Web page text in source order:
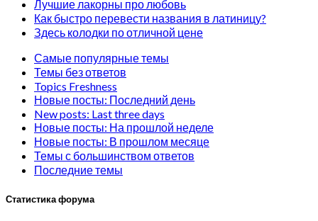
Лучшие лакорны про любовь
Как быстро перевести названия в латиницу?
Здесь колодки по отличной цене
Самые популярные темы
Темы без ответов
Topics Freshness
Новые посты: Последний день
New posts: Last three days
Новые посты: На прошлой неделе
Новые посты: В прошлом месяце
Темы с большинством ответов
Последние темы
Статистика форума